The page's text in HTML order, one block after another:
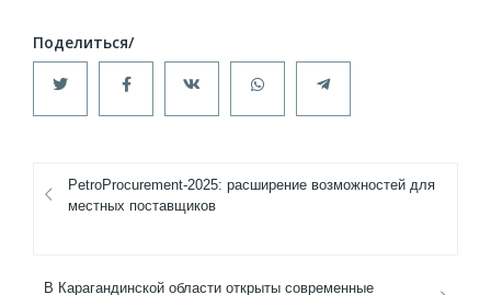
PetroProcurement-2025: расширение возможностей для
местных поставщиков
В Карагандинской области открыты современные